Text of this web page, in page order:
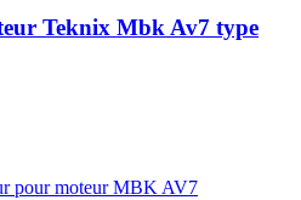
Teknix Mbk Av7 type
pour moteur MBK AV7